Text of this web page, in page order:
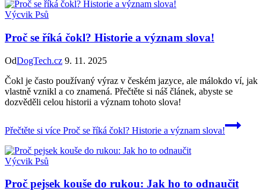
Výcvik Psů
Proč se říká čokl? Historie a význam slova!
OdDogTech.cz 9. 11. 2025
Čokl je často používaný výraz v českém jazyce, ale málokdo ví, jak
vlastně vznikl a co znamená. Přečtěte si náš článek, abyste se
dozvěděli celou historii a význam tohoto slova!
Přečtěte si více Proč se říká čokl? Historie a význam slova!
Výcvik Psů
Proč pejsek kouše do rukou: Jak ho to odnaučit